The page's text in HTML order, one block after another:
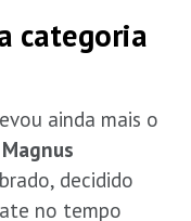
categoria
ainda mais o
Magnus
decidido
no tempo